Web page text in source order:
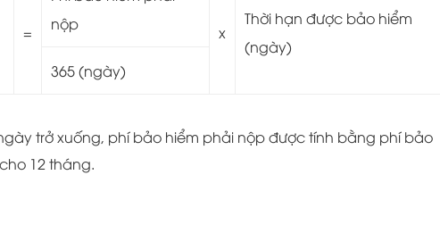
=
nộp
x
Thời hạn được bảo hiểm
(ngày)
365 (ngày)
trở xuống, phí bảo hiểm phải nộp được tính bằng phí bảo
12 tháng.